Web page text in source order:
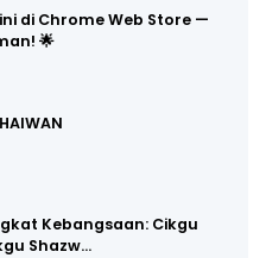
di Chrome Web Store —
🌟
Kebangsaan: Cikgu
Shazw…